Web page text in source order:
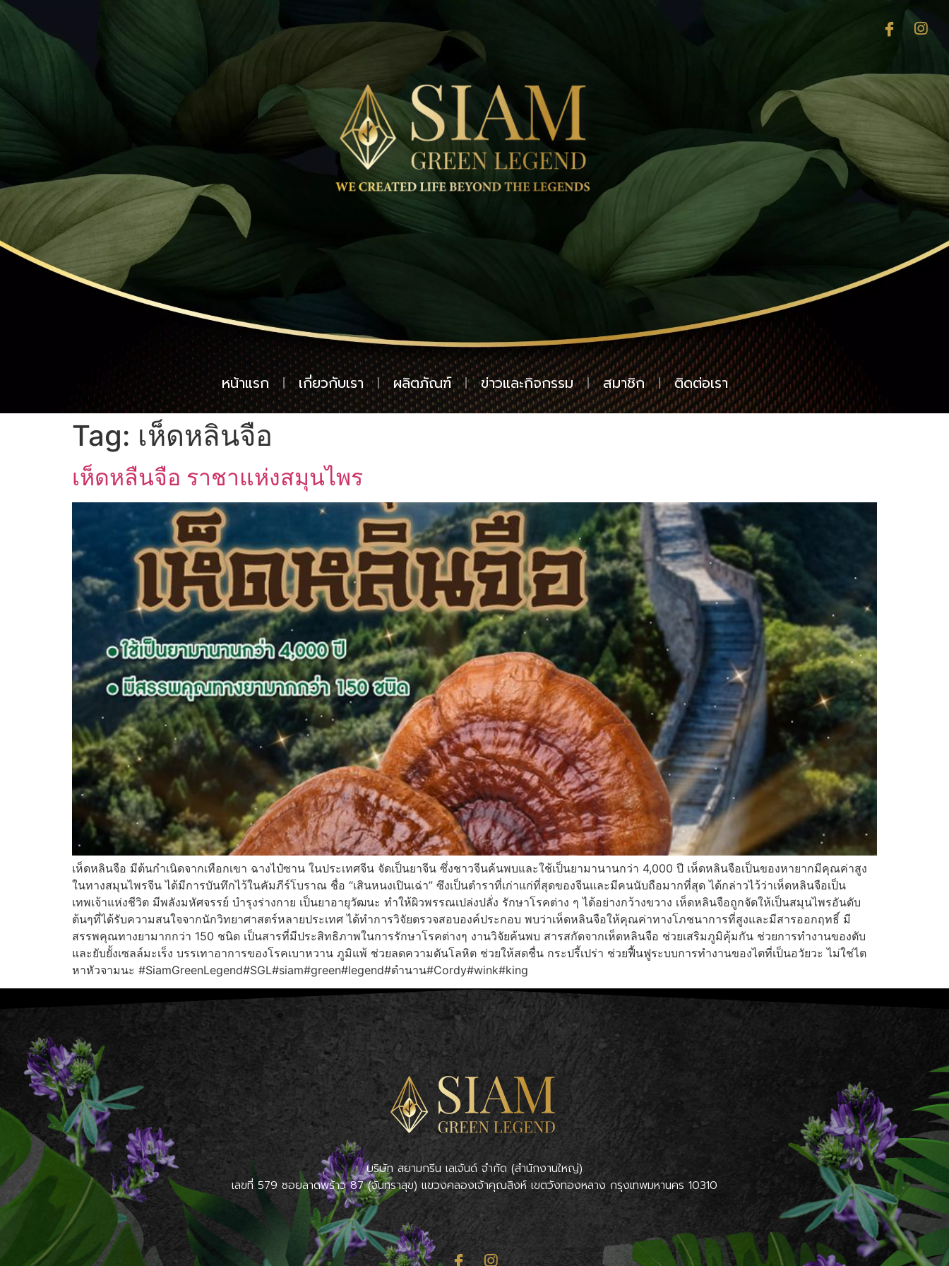
หน้าแรก เกี่ยวกับเรา ผลิตภัณฑ์ ข่าวและกิจกรรม สมาชิก ติดต่อเรา
Tag: เห็ดหลินจือ
เห็ดหลืนจือ ราชาแห่งสมุนไพร
เห็ดหลินจือ มีต้นกำเนิดจากเทือกเขา ฉางไป๋ซาน ในประเทศจีน จัดเป็นยาจีน ซึ่งชาวจีนค้นพบและใช้เป็นยามานานกว่า 4,000 ปี เห็ดหลินจือเป็นของหายากมีคุณค่าสูง
ในทางสมุนไพรจีน ได้มีการบันทึกไว้ในคัมภีร์โบราณ ชื่อ “เสินหนงเปินเฉ่า” ซึงเป็นตำราที่เก่าแก่ที่สุดของจีนและมีคนนับถือมากที่สุด ได้กล่าวไว้ว่าเห็ดหลินจือเป็น
เทพเจ้าแห่งชีวิต มีพลังมหัศจรรย์ บำรุงร่างกาย เป็นยาอายุวัฒนะ ทำให้ผิวพรรณเปล่งปลั่ง รักษาโรคต่าง ๆ ได้อย่างกว้างขวาง เห็ดหลินจือถูกจัดให้เป็นสมุนไพรอันดับ
ต้นๆที่ได้รับความสนใจจากนักวิทยาศาสตร์หลายประเทศ ได้ทำการวิจัยตรวจสอบองค์ประกอบ พบว่าเห็ดหลินจือให้คุณค่าทางโภชนาการที่สูงและมีสารออกฤทธิ์ มี
สรรพคุณทางยามากกว่า 150 ชนิด เป็นสารที่มีประสิทธิภาพในการรักษาโรคต่างๆ งานวิจัยค้นพบ สารสกัดจากเห็ดหลินจือ ช่วยเสริมภูมิคุ้มกัน ช่วยการทำงานของตับ
และยับยั้งเซลล์มะเร็ง บรรเทาอาการของโรคเบาหวาน ภูมิแพ้ ช่วยลดความดันโลหิต ช่วยให้สดชื่น กระปรี้เปร่า ช่วยฟื้นฟูระบบการทำงานของไตที่เป็นอวัยวะ ไม่ใช่ไต
หาหัวจามนะ #SiamGreenLegend#SGL#siam#green#legend#ตำนาน#Cordy#wink#king
บริษัท สยามกรีน เลเจ้นด์ จำกัด (สำนักงานใหญ่)
เลขที่ 579 ซอยลาดพร้าว 87 (จันทราสุข) แขวงคลองเจ้าคุณสิงห์ เขตวังทองหลาง กรุงเทพมหานคร 10310